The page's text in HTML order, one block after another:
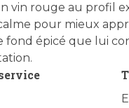
vin rouge au profil
pour mieux
fond épicé que lui